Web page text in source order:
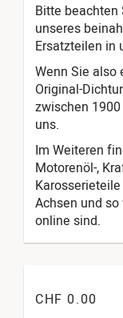
Bitte beachten
unseres
Ersatzteilen in
Wenn Sie
Original-
zwischen
uns.
Im Weiteren
Motorenöl-,
Achsen und
online sind.
CHF 0.00